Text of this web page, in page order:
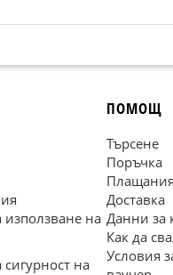
използване на
на
ПОМОЩ
Търсене
Поръчка
Плащания
Доставка
Данни за
Как да
Условия